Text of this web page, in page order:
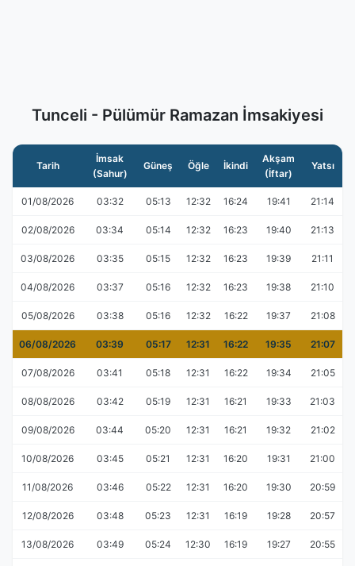
Tunceli - Pülümür Ramazan İmsakiyesi
Tarih
İmsak
(Sahur)
Güneş Öğle İkindi
Akşam
(İftar)
Yatsı
01/08/2026 03:32 05:13 12:32 16:24 19:41 21:14
02/08/2026 03:34 05:14 12:32 16:23 19:40 21:13
03/08/2026 03:35 05:15 12:32 16:23 19:39 21:11
04/08/2026 03:37 05:16 12:32 16:23 19:38 21:10
05/08/2026 03:38 05:16 12:32 16:22 19:37 21:08
06/08/2026 03:39 05:17 12:31 16:22 19:35 21:07
07/08/2026 03:41 05:18 12:31 16:22 19:34 21:05
08/08/2026 03:42 05:19 12:31 16:21 19:33 21:03
09/08/2026 03:44 05:20 12:31 16:21 19:32 21:02
10/08/2026 03:45 05:21 12:31 16:20 19:31 21:00
11/08/2026 03:46 05:22 12:31 16:20 19:30 20:59
12/08/2026 03:48 05:23 12:31 16:19 19:28 20:57
13/08/2026 03:49 05:24 12:30 16:19 19:27 20:55